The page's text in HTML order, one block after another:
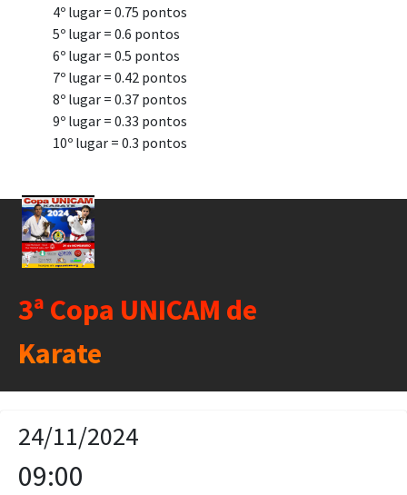
4º lugar = 0.75 pontos
5º lugar = 0.6 pontos
6º lugar = 0.5 pontos
7º lugar = 0.42 pontos
8º lugar = 0.37 pontos
9º lugar = 0.33 pontos
10º lugar = 0.3 pontos
3ª Copa UNICAM de
Karate
24/11/2024
09:00